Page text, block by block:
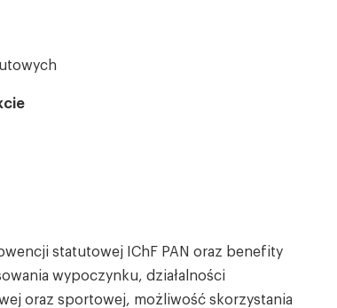
statutowej IChF PAN oraz benefity
wypoczynku, działalności
oraz sportowej, możliwość skorzystania